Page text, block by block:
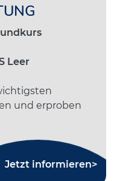
Leer
und erproben
Jetzt informieren>